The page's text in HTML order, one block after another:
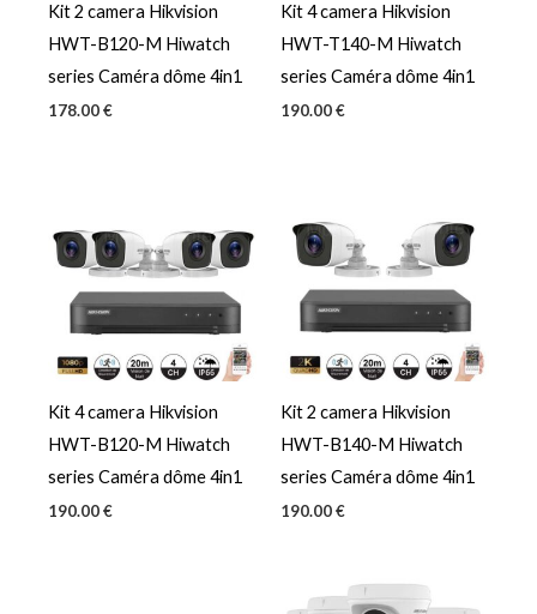
Kit 2 camera Hikvision
HWT-B120-M Hiwatch
series Caméra dôme 4in1
178.00€
Kit 4 camera Hikvision
HWT-T140-M Hiwatch
series Caméra dôme 4in1
190.00€
Kit 4 camera Hikvision
HWT-B120-M Hiwatch
series Caméra dôme 4in1
190.00€
Kit 2 camera Hikvision
HWT-B140-M Hiwatch
series Caméra dôme 4in1
190.00€